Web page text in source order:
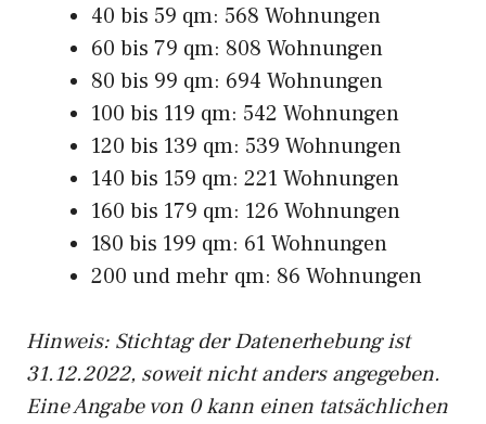
40 bis 59 qm: 568 Wohnungen
60 bis 79 qm: 808 Wohnungen
80 bis 99 qm: 694 Wohnungen
100 bis 119 qm: 542 Wohnungen
120 bis 139 qm: 539 Wohnungen
140 bis 159 qm: 221 Wohnungen
160 bis 179 qm: 126 Wohnungen
180 bis 199 qm: 61 Wohnungen
200 und mehr qm: 86 Wohnungen
Hinweis: Stichtag der Datenerhebung ist
31.12.2022, soweit nicht anders angegeben.
Eine Angabe von 0 kann einen tatsächlichen